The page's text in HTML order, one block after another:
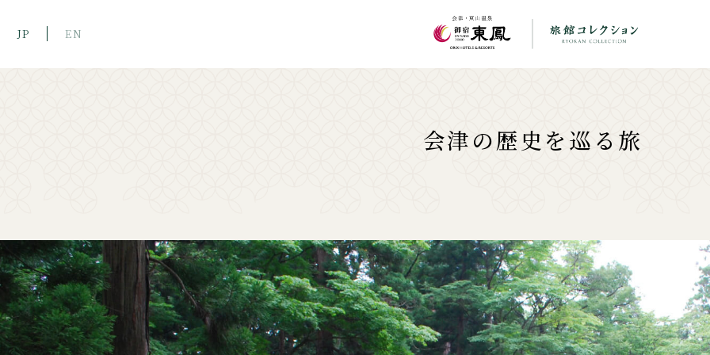
JP EN
会津の歴史を巡る旅